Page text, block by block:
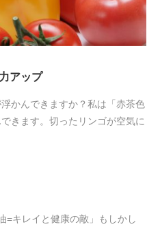
アップ
かんできますか？私は「赤茶色
きます。切ったリンゴが空気に
=キレイと健康の敵」もしかし